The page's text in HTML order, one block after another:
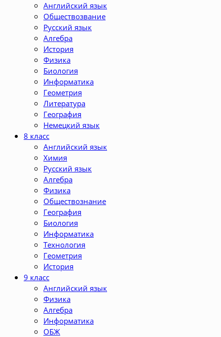
Английский язык
Обществозвание
Русский язык
Алгебра
История
Физика
Биология
Информатика
Геометрия
Литература
География
Немецкий язык
8 класс
Английский язык
Химия
Русский язык
Алгебра
Физика
Обществознание
География
Биология
Информатика
Технология
Геометрия
История
9 класс
Английский язык
Физика
Алгебра
Информатика
ОБЖ